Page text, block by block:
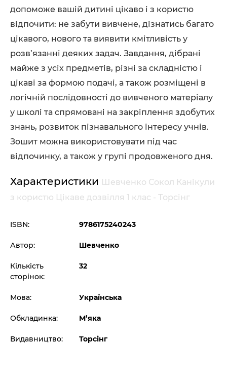
допоможе вашій дитині цікаво і з користю
відпочити: не забути вивчене, дізнатись багато
цікавого, нового та виявити кмітливість у
розв’язанні деяких задач. Завдання, дібрані
майже з усіх предметів, різні за складністю і
цікаві за формою подачі, а також розміщені в
логічній послідовності до вивченого матеріалу
у школі та спрямовані на закріплення здобутих
знань, розвиток пізнавального інтересу учнів.
Зошит можна використовувати під час
відпочинку, а також у групі продовженого дня.
Характеристики Шевченко Сокол Канікули
з користю Цікаве дозвілля 1 клас - Торсінг
ISBN: 9786175240243
Автор: Шевченко
Кількість
сторінок:
32
Мова: Українська
Обкладинка: М’яка
Видавництво: Торсінг